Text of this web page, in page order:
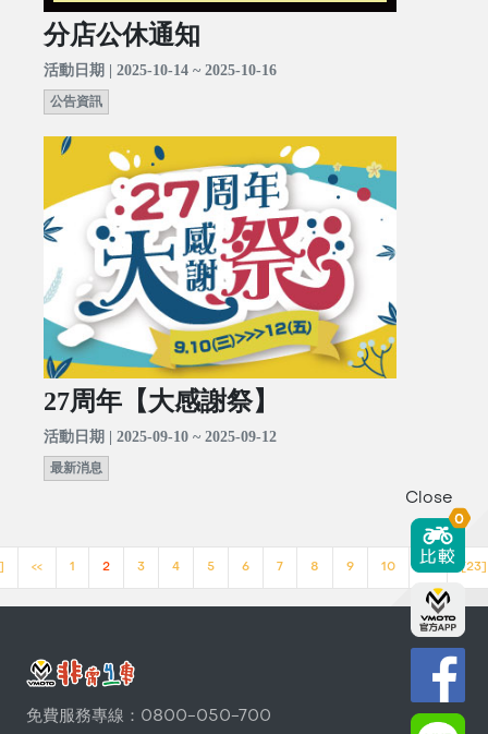
分店公休通知
活動日期 | 2025-10-14 ~ 2025-10-16
公告資訊
27周年【大感謝祭】
活動日期 | 2025-09-10 ~ 2025-09-12
最新消息
<< 1 2 3 4 5 6 7 8 9 10 >> [23]
免費服務專線：0800-050-700
Close
0